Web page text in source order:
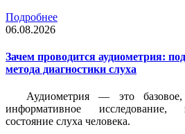
Подробнее
06.08.2026
Зачем проводится аудиометрия:
метода диагностики слуха
Аудиометрия — это
информативное исследование,
состояние слуха человека.